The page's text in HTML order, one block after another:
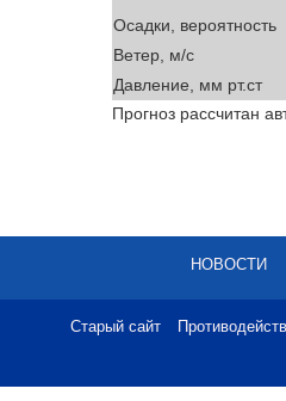
Осадки, вероятность
Ветер, м/с
Давление, мм рт.ст
Прогноз рассчитан
НОВОСТИ
Старый сайт